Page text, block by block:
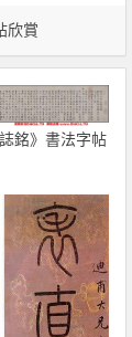
欣賞
銘》書法字帖